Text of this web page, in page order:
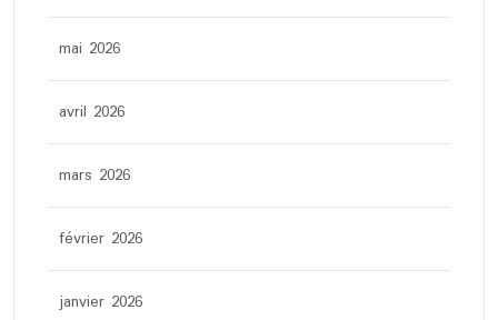
mai 2026
avril 2026
mars 2026
février 2026
janvier 2026